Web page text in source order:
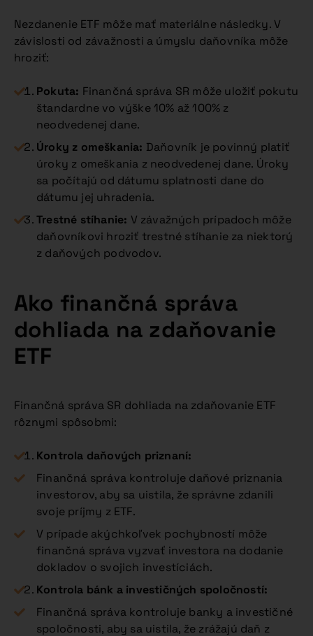
Nezdanenie ETF môže mať materiálne následky. V
závislosti od závažnosti a úmyslu daňovníka môže
hroziť:
Pokuta: Finančná správa SR môže uložiť pokutu
štandardne vo výške 10% až 100% z
neodvedenej dane.
Úroky z omeškania: Daňovník je povinný platiť
úroky z omeškania z neodvedenej dane. Úroky
sa počítajú od dátumu splatnosti dane do
dátumu jej uhradenia.
Trestné stíhanie: V závažných prípadoch môže
daňovníkovi hroziť trestné stíhanie za niektorý
z daňových podvodov.
Ako finančná správa
dohliada na zdaňovanie
ETF
Finančná správa SR dohliada na zdaňovanie ETF
rôznymi spôsobmi:
Kontrola daňových priznaní:
Finančná správa kontroluje daňové priznania
investorov, aby sa uistila, že správne zdanili
svoje príjmy z ETF.
V prípade akýchkoľvek pochybností môže
finančná správa vyzvať investora na dodanie
dokladov o svojich investíciách.
Kontrola bánk a investičných spoločností:
Finančná správa kontroluje banky a investičné
spoločnosti, aby sa uistila, že zrážajú daň z